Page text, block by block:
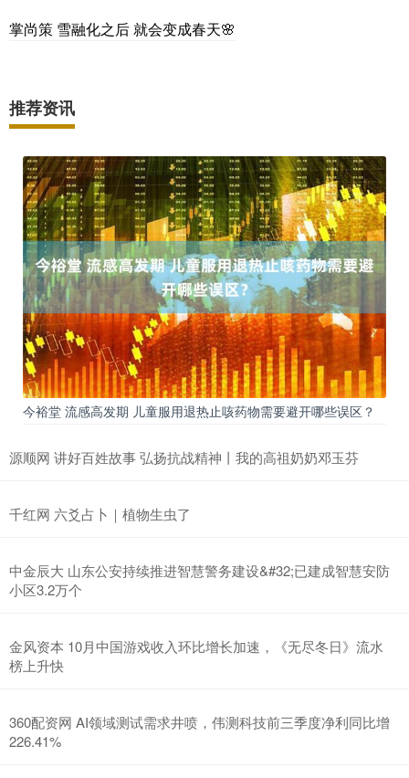
掌尚策 雪融化之后 就会变成春天🌸
推荐资讯
今裕堂 流感高发期 儿童服用退热止咳药物需要避开哪些误区？
源顺网 讲好百姓故事 弘扬抗战精神丨我的高祖奶奶邓玉芬
千红网 六爻占卜｜植物生虫了
中金辰大 山东公安持续推进智慧警务建设&#32;已建成智慧安防
小区3.2万个
金风资本 10月中国游戏收入环比增长加速，《无尽冬日》流水
榜上升快
360配资网 AI领域测试需求井喷，伟测科技前三季度净利同比增
226.41%